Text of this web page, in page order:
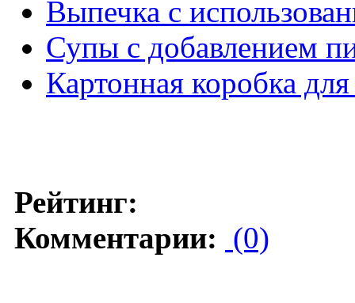
Выпечка с
Супы с добавлением
Картонная коробка
Рейтинг:
Комментарии: (0)